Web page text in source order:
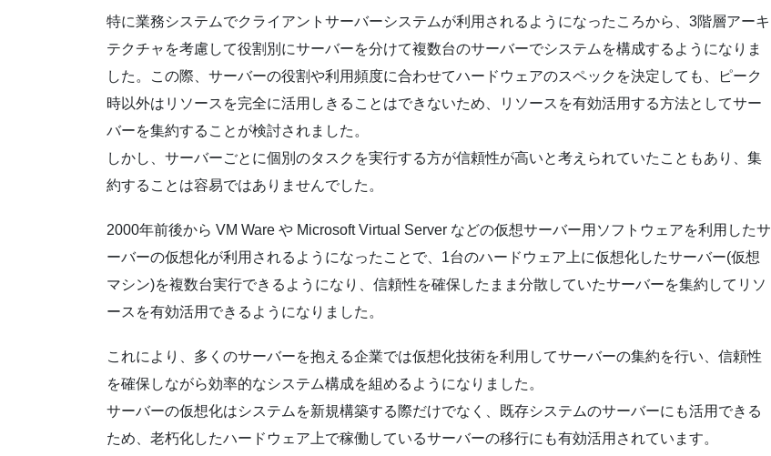
特に業務システムでクライアントサーバーシステムが利用されるようになったころから、3階層アーキ
テクチャを考慮して役割別にサーバーを分けて複数台のサーバーでシステムを構成するようになりま
した。この際、サーバーの役割や利用頻度に合わせてハードウェアのスペックを決定しても、ピーク
時以外はリソースを完全に活用しきることはできないため、リソースを有効活用する方法としてサー
バーを集約することが検討されました。
しかし、サーバーごとに個別のタスクを実行する方が信頼性が高いと考えられていたこともあり、集
約することは容易ではありませんでした。
2000年前後から VM Ware や Microsoft Virtual Server などの仮想サーバー用ソフトウェアを利用したサ
ーバーの仮想化が利用されるようになったことで、1台のハードウェア上に仮想化したサーバー(仮想
マシン)を複数台実行できるようになり、信頼性を確保したまま分散していたサーバーを集約してリソ
ースを有効活用できるようになりました。
これにより、多くのサーバーを抱える企業では仮想化技術を利用してサーバーの集約を行い、信頼性
を確保しながら効率的なシステム構成を組めるようになりました。
サーバーの仮想化はシステムを新規構築する際だけでなく、既存システムのサーバーにも活用できる
ため、老朽化したハードウェア上で稼働しているサーバーの移行にも有効活用されています。